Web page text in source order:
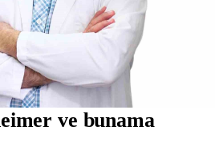
ve bunama